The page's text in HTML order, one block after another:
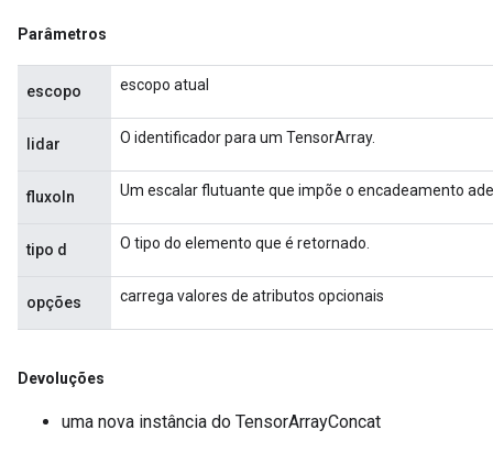
Parâmetros
escopo escopo atual
lidar O identificador para um TensorArray.
fluxoIn Um escalar flutuante que impõe o encadeamento
tipo d O tipo do elemento que é retornado.
opções carrega valores de atributos opcionais
Devoluções
uma nova instância do TensorArrayConcat